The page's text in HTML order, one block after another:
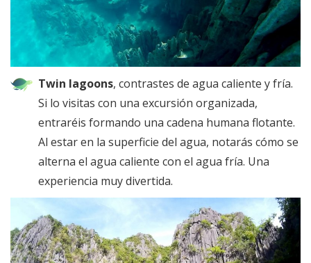
Twin lagoons, contrastes de agua caliente y fría.
Si lo visitas con una excursión organizada,
entraréis formando una cadena humana flotante.
Al estar en la superficie del agua, notarás cómo se
alterna el agua caliente con el agua fría. Una
experiencia muy divertida.